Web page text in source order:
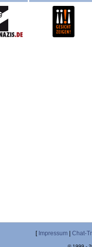
[ Impressum Chat-